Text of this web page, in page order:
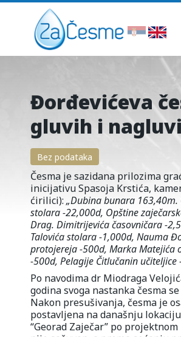
Đorđevićeva
gluvih i
Bez podataka
Česma je sazidana prilozima
inicijativu Spasoja Krstića,
ćirilici): „Dubina bunara
stolara -22,000d, Opštine
Drag. Dimitrijevića časovničara -
Talovića stolara -1,000d, Nauma
protojereja -500d, Marka Matejića
-500d, Pelagije Čitlučanin učiteljice
Po navodima dr Miodraga
godina svoga nastanka česma
Nakon presušivanja, česma je
postavljena na današnju
“Georad Zaječar” po